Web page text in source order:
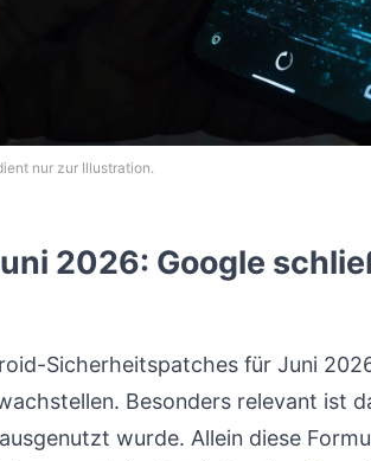
nur zur Illustration.
2026: Google
Sicherheitspatches für Juni
Besonders relevant ist
wurde. Allein diese